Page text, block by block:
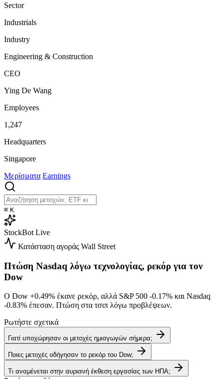
Sector
Industrials
Industry
Engineering & Construction
CEO
Ying De Wang
Employees
1,247
Headquarters
Singapore
Μερίσματα Earnings
⌘ K
StockBot Live
Κατάσταση αγοράς Wall Street
Πτώση Nasdaq λόγω τεχνολογίας, ρεκόρ για τον
Dow
Ο Dow +0.49% έκανε ρεκόρ, αλλά S&P 500 -0.17% και Nasdaq
-0.83% έπεσαν. Πτώση στα τσιπ λόγω προβλέψεων.
Ρωτήστε σχετικά
Γιατί υποχώρησαν οι μετοχές ημιαγωγών σήμερα;
Ποιες μετοχές οδήγησαν το ρεκόρ του Dow;
Τι αναμένεται στην αυριανή έκθεση εργασίας των ΗΠΑ;